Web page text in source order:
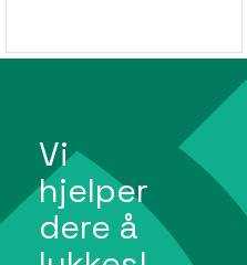
Vi
hjelper
dere å